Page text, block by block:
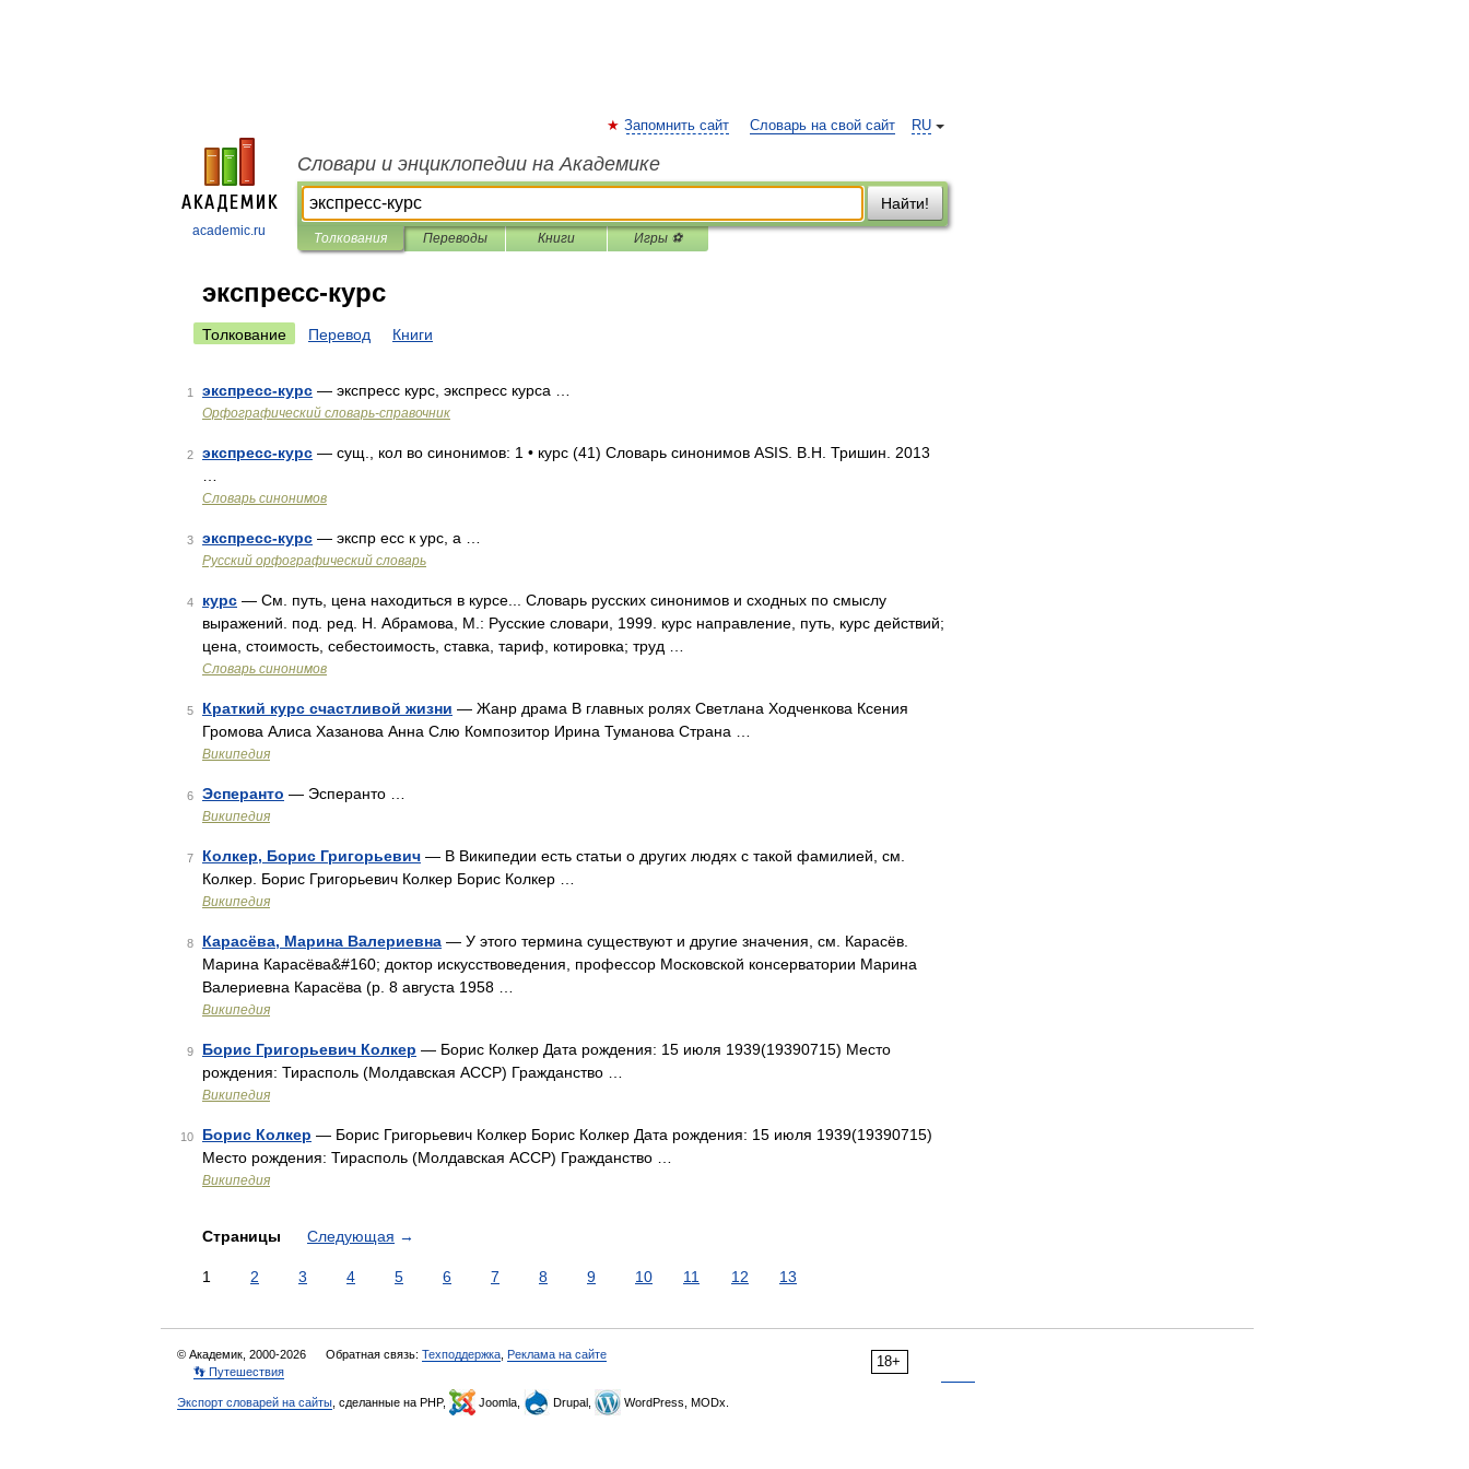
academic.ru
RU
Запомнить сайт Словарь на свой сайт
Словари и энциклопедии на Академике
Найти!
Толкования Переводы Книги Игры ⚽
экспресс-курс
Толкование Перевод Книги
1 экспресс-курс — экспресс курс, экспресс курса …
Орфографический словарь-справочник
2 экспресс-курс — сущ., кол во синонимов: 1 • курс (41) Словарь синонимов ASIS. В.Н. Тришин. 2013
Словарь синонимов
3 экспресс-курс — экспр есс к урс, а …
Русский орфографический словарь
4 курс — См. путь, цена находиться в курсе... Словарь русских синонимов и сходных по смыслу
выражений. под. ред. Н. Абрамова, М.: Русские словари, 1999. курс направление, путь, курс действий;
цена, стоимость, себестоимость, ставка, тариф, котировка; труд …
Словарь синонимов
5 Краткий курс счастливой жизни — Жанр драма В главных ролях Светлана Ходченкова Ксения
Громова Алиса Хазанова Анна Слю Композитор Ирина Туманова Страна …
Википедия
6 Эсперанто — Эсперанто …
Википедия
7 Колкер, Борис Григорьевич — В Википедии есть статьи о других людях с такой фамилией, см.
Колкер. Борис Григорьевич Колкер Борис Колкер …
Википедия
8 Карасёва, Марина Валериевна — У этого термина существуют и другие значения, см. Карасёв.
Марина Карасёва&#160; доктор искусствоведения, профессор Московской консерватории Марина
Валериевна Карасёва (р. 8 августа 1958 …
Википедия
9 Борис Григорьевич Колкер — Борис Колкер Дата рождения: 15 июля 1939(19390715) Место
рождения: Тирасполь (Молдавская АССР) Гражданство …
Википедия
10 Борис Колкер — Борис Григорьевич Колкер Борис Колкер Дата рождения: 15 июля 1939(19390715)
Место рождения: Тирасполь (Молдавская АССР) Гражданство …
Википедия
Страницы Следующая →
1 2 3 4 5 6 7 8 9 10 11 12 13
18+
© Академик, 2000-2026 Обратная связь: Техподдержка Реклама на сайте
👣 Путешествия
Экспорт словарей на сайты , сделанные на PHP, Joomla, Drupal, WordPress, MODx.